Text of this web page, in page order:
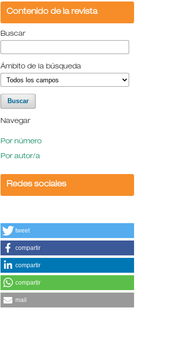
Contenido de la revista
Buscar
Ámbito de la búsqueda
Navegar
Por número
Por autor/a
Redes sociales
tweet
compartir
compartir
compartir
mail